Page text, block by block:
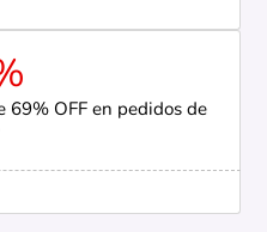
69% OFF en pedidos de